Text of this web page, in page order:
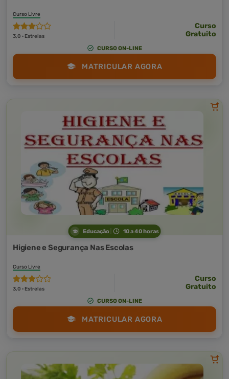
Curso Livre
3,0 · Estrelas
Curso
Gratuito
CURSO ON-LINE
MATRICULAR AGORA
Educação 10 a 40 horas
Higiene e Segurança Nas Escolas
Curso Livre
3,0 · Estrelas
Curso
Gratuito
CURSO ON-LINE
MATRICULAR AGORA